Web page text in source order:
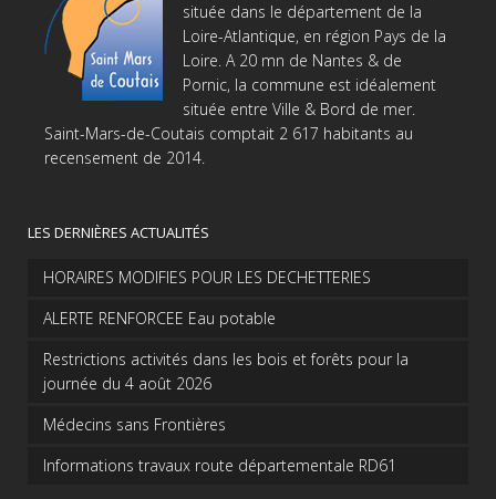
située dans le département de la
Loire-Atlantique, en région Pays de la
Loire. A 20 mn de Nantes & de
Pornic, la commune est idéalement
située entre Ville & Bord de mer.
Saint-Mars-de-Coutais comptait 2 617 habitants au
recensement de 2014.
LES DERNIÈRES ACTUALITÉS
HORAIRES MODIFIES POUR LES DECHETTERIES
ALERTE RENFORCEE Eau potable
Restrictions activités dans les bois et forêts pour la
journée du 4 août 2026
Médecins sans Frontières
Informations travaux route départementale RD61